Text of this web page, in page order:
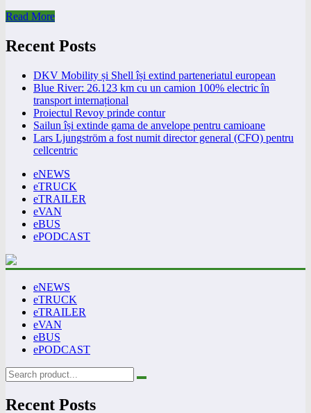
Read More
Recent Posts
DKV Mobility și Shell își extind parteneriatul european
Blue River: 26.123 km cu un camion 100% electric în
transport internațional
Proiectul Revoy prinde contur
Sailun își extinde gama de anvelope pentru camioane
Lars Ljungström a fost numit director general (CFO) pentru
cellcentric
eNEWS
eTRUCK
eTRAILER
eVAN
eBUS
ePODCAST
eNEWS
eTRUCK
eTRAILER
eVAN
eBUS
ePODCAST
Recent Posts